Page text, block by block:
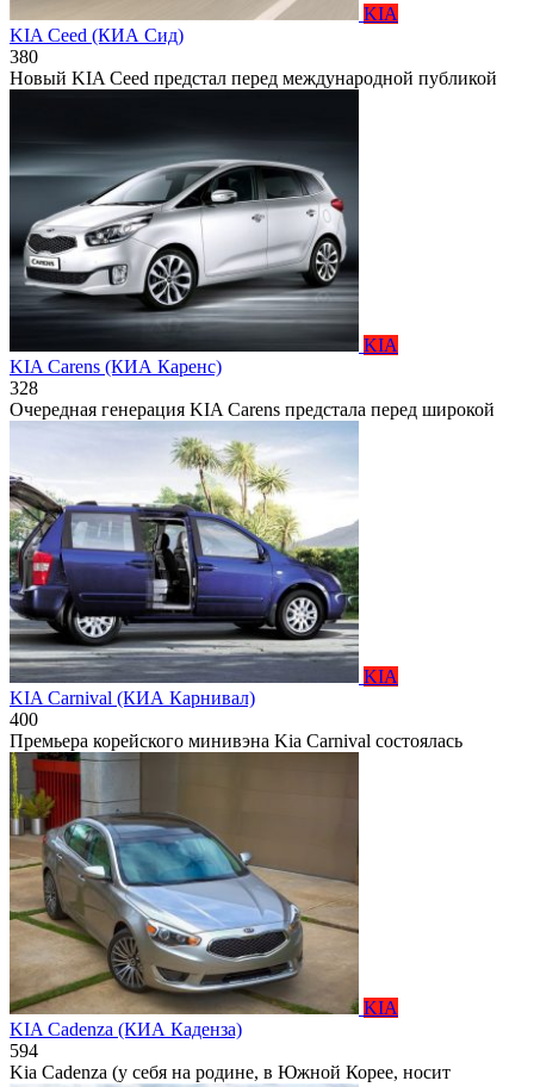
KIA
KIA Ceed (КИА Сид)
380
Новый KIA Ceed предстал перед международной публикой
KIA
KIA Carens (КИА Каренс)
328
Очередная генерация KIA Carens предстала перед широкой
KIA
KIA Carnival (КИА Карнивал)
400
Премьера корейского минивэна Kia Carnival состоялась
KIA
KIA Cadenza (КИА Каденза)
594
Kia Cadenza (у себя на родине, в Южной Корее, носит